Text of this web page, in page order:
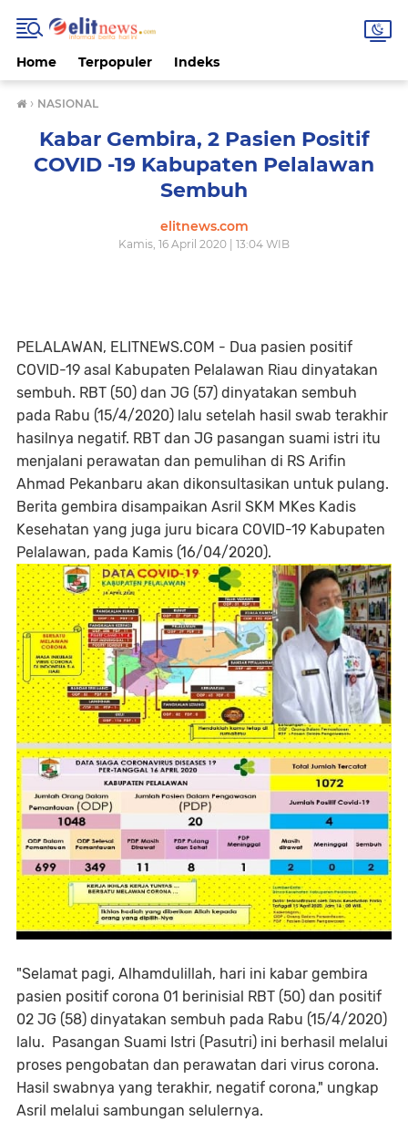
Home Terpopuler Indeks
› NASIONAL
Kabar Gembira, 2 Pasien Positif
COVID -19 Kabupaten Pelalawan
Sembuh
elitnews.com
Kamis, 16 April 2020 | 13:04 WIB
PELALAWAN, ELITNEWS.COM - Dua pasien positif
COVID-19 asal Kabupaten Pelalawan Riau dinyatakan
sembuh. RBT (50) dan JG (57) dinyatakan sembuh
pada Rabu (15/4/2020) lalu setelah hasil swab terakhir
hasilnya negatif. RBT dan JG pasangan suami istri itu
menjalani perawatan dan pemulihan di RS Arifin
Ahmad Pekanbaru akan dikonsultasikan untuk pulang.
Berita gembira disampaikan Asril SKM MKes Kadis
Kesehatan yang juga juru bicara COVID-19 Kabupaten
Pelalawan, pada Kamis (16/04/2020).
"Selamat pagi, Alhamdulillah, hari ini kabar gembira
pasien positif corona 01 berinisial RBT (50) dan positif
02 JG (58) dinyatakan sembuh pada Rabu (15/4/2020)
lalu. Pasangan Suami Istri (Pasutri) ini berhasil melalui
proses pengobatan dan perawatan dari virus corona.
Hasil swabnya yang terakhir, negatif corona," ungkap
Asril melalui sambungan selulernya.